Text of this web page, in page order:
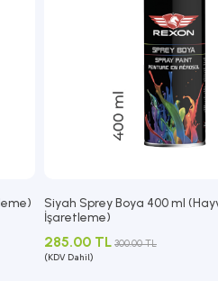
Siyah Sprey Boya 400 ml
İşaretleme)
285.00 TL 300.00 TL
(KDV Dahil)